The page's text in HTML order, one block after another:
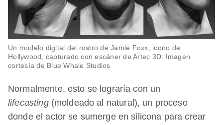
Un modelo digital del rostro de Jamie Foxx, icono de
Hollywood, capturado con escáner de Artec 3D. Imagen
cortesía de Blue Whale Studios
Normalmente, esto se lograría con un
lifecasting (moldeado al natural), un proceso
donde el actor se sumerge en silicona para crear